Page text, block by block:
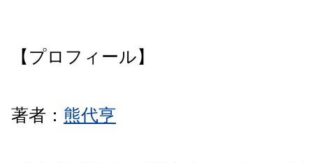
【プロフィール】
著者： 熊代亨